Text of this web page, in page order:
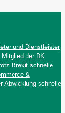
und Dienstleister
der DK
Brexit schnelle
&
Abwicklung schnelle